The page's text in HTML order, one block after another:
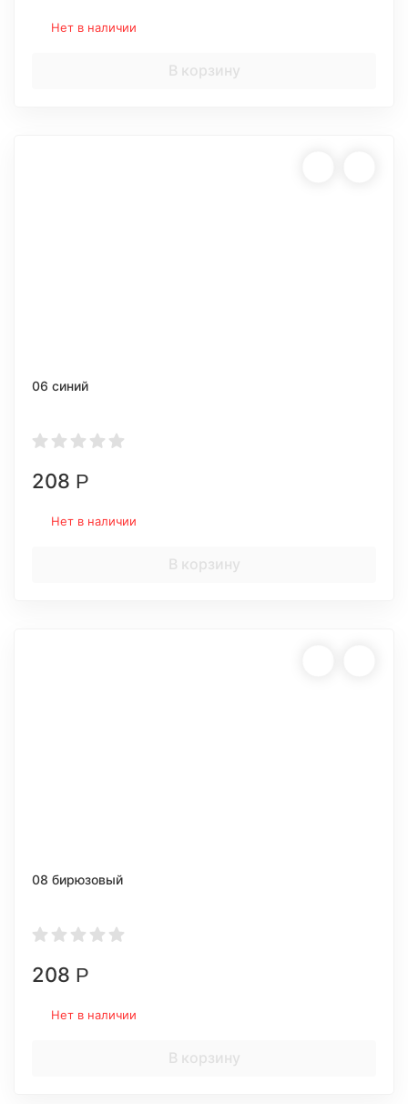
Нет в наличии
В корзину
06 синий
208 Р
Нет в наличии
В корзину
08 бирюзовый
208 Р
Нет в наличии
В корзину